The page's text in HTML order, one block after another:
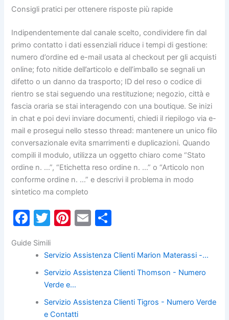
Consigli pratici per ottenere risposte più rapide
Indipendentemente dal canale scelto, condividere fin dal
primo contatto i dati essenziali riduce i tempi di gestione:
numero d’ordine ed e-mail usata al checkout per gli acquisti
online; foto nitide dell’articolo e dell’imballo se segnali un
difetto o un danno da trasporto; ID del reso o codice di
rientro se stai seguendo una restituzione; negozio, città e
fascia oraria se stai interagendo con una boutique. Se inizi
in chat e poi devi inviare documenti, chiedi il riepilogo via e-
mail e prosegui nello stesso thread: mantenere un unico filo
conversazionale evita smarrimenti e duplicazioni. Quando
compili il modulo, utilizza un oggetto chiaro come “Stato
ordine n. …”, “Etichetta reso ordine n. …” o “Articolo non
conforme ordine n. …” e descrivi il problema in modo
sintetico ma completo
F
c
e
o
T
itt
er
Pi
er
e
st
E
ai
l
n
di
di
Guide Simili
Servizio Assistenza Clienti Marion Materassi -…
Servizio Assistenza Clienti Thomson - Numero
Verde e…
Servizio Assistenza Clienti Tigros - Numero Verde
e Contatti